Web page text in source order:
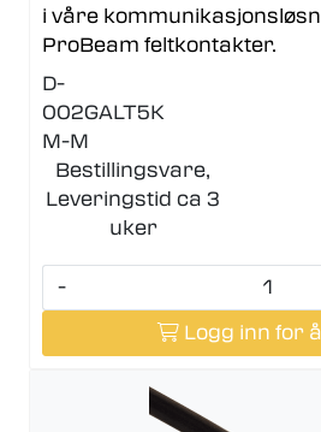
i våre
ProBeam feltkontakter.
D-
002GALT5K
M-M
Bestillingsvare,
Leveringstid ca 3
uker
-
Logg inn for